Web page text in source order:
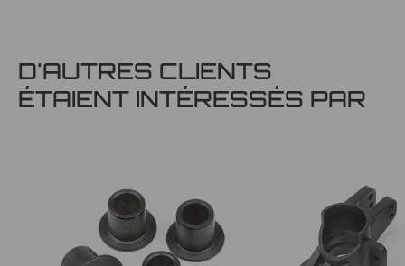
D'AUTRES CLIENTS
ÉTAIENT INTÉRESSÉS PAR